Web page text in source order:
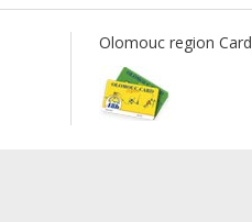
Olomouc region Card